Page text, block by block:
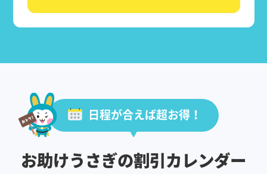
日程が合えば超お得！
お助けうさぎの割引カレンダー